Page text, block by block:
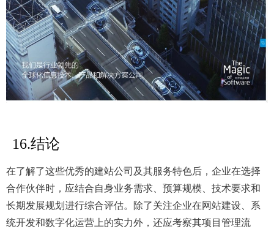
16.结论
在了解了这些优秀的建站公司及其服务特色后，企业在选择
合作伙伴时，应结合自身业务需求、预算规模、技术要求和
长期发展规划进行综合评估。除了关注企业在网站建设、系
统开发和数字化运营上的实力外，还应考察其项目管理流